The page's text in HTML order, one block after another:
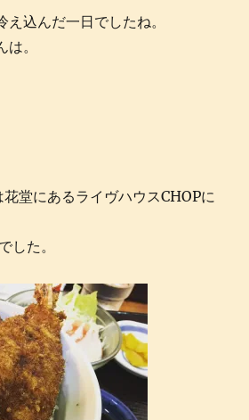
込んだ一日でしたね。
。
堂にあるライヴハウスCHOPに
した。